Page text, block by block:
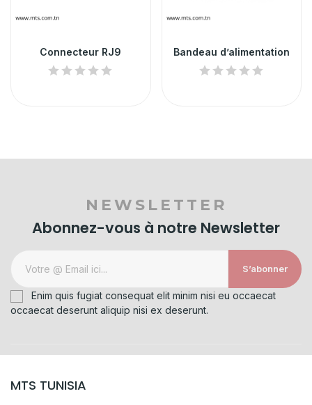
Connecteur RJ9 Bandeau d’alimentation
NEWSLETTER
Abonnez-vous à notre Newsletter
S’abonner
Enim quis fugiat consequat elit minim nisi eu occaecat
occaecat deserunt aliquip nisi ex deserunt.
MTS TUNISIA